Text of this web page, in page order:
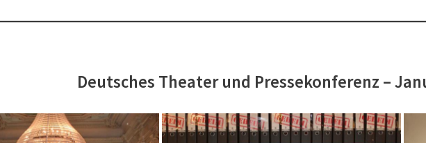
Deutsches Theater und Pressekonferenz –